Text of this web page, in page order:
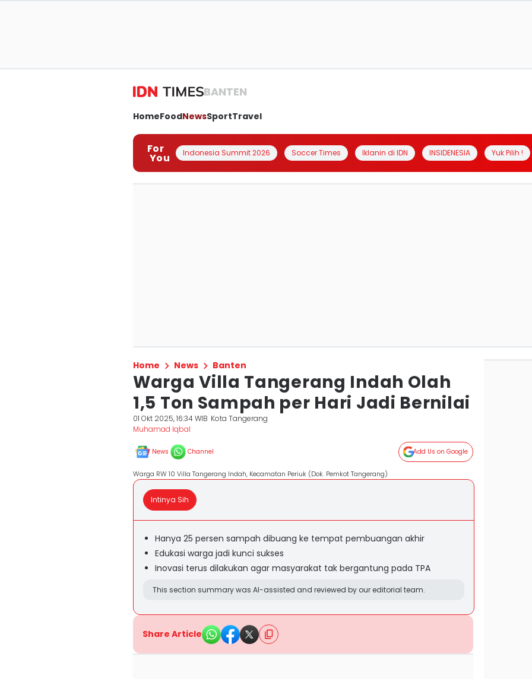
BANTEN
HomeFoodNewsSportTravel
For
You Indonesia Summit 2026 Soccer Times Iklanin di IDN INSIDENESIA Yuk Pilih !
Home News Banten
Warga Villa Tangerang Indah Olah
1,5 Ton Sampah per Hari Jadi Bernilai
01 Okt 2025, 16:34 WIB Kota Tangerang
Muhamad Iqbal
News Channel Add Us on Google
Warga RW 10 Villa Tangerang Indah, Kecamatan Periuk (Dok. Pemkot Tangerang)
Intinya Sih
Hanya 25 persen sampah dibuang ke tempat pembuangan akhir
Edukasi warga jadi kunci sukses
Inovasi terus dilakukan agar masyarakat tak bergantung pada TPA
This section summary was AI-assisted and reviewed by our editorial team.
Share Article